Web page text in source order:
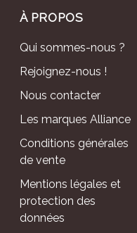
À PROPOS
Qui sommes-nous ?
Rejoignez-nous !
Nous contacter
Les marques Alliance
Conditions générales
de vente
Mentions légales et
protection des
données